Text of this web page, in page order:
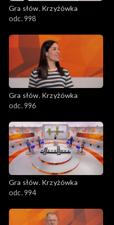
Gra słów. Krzyżówka
odc. 998
Gra słów. Krzyżówka
odc. 996
Gra słów. Krzyżówka
odc. 994